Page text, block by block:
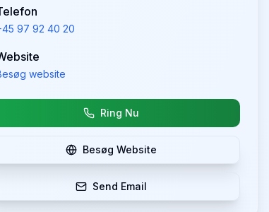
97 92 40 20
website
Ring Nu
Besøg Website
Send Email